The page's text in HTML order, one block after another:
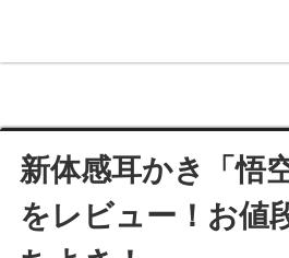
新体感耳かき「悟
をレビュー！お値